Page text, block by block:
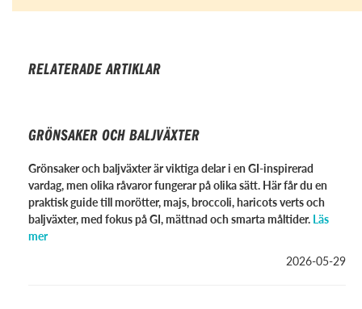
RELATERADE ARTIKLAR
GRÖNSAKER OCH BALJVÄXTER
Grönsaker och baljväxter är viktiga delar i en GI-inspirerad
vardag, men olika råvaror fungerar på olika sätt. Här får du en
praktisk guide till morötter, majs, broccoli, haricots verts och
baljväxter, med fokus på GI, mättnad och smarta måltider. Läs
mer
2026-05-29